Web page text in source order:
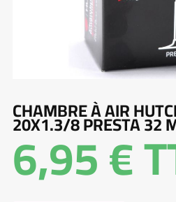
CHAMBRE À AIR
20X1.3/8 PRESTA 32
6,95 €